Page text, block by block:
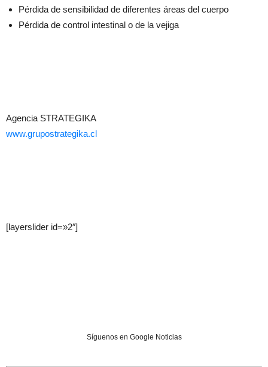
Pérdida de sensibilidad de diferentes áreas del cuerpo
Pérdida de control intestinal o de la vejiga
Agencia STRATEGIKA
www.grupostrategika.cl
[layerslider id=»2″]
Síguenos en Google Noticias